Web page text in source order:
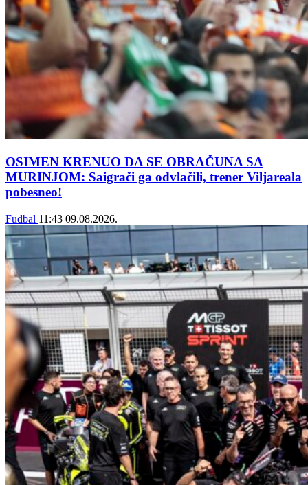
OSIMEN KRENUO DA SE OBRAČUNA SA
MURINJOM: Saigrači ga odvlačili, trener Viljareala
pobesneo!
Fudbal 11:43 09.08.2026.